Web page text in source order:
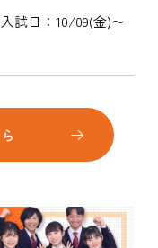
試日：10/09(金)〜